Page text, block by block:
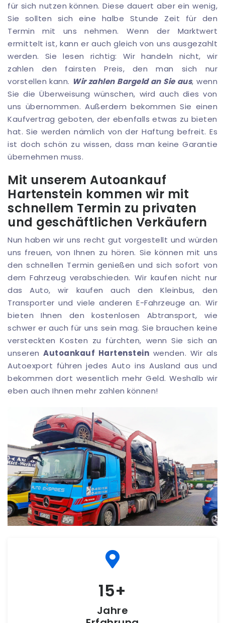
für sich nutzen können. Diese dauert aber ein wenig,
Sie sollten sich eine halbe Stunde Zeit für den
Termin mit uns nehmen. Wenn der Marktwert
ermittelt ist, kann er auch gleich von uns ausgezahlt
werden. Sie lesen richtig: Wir handeln nicht, wir
zahlen den fairsten Preis, den man sich nur
vorstellen kann. Wir zahlen Bargeld an Sie aus, wenn
Sie die Überweisung wünschen, wird auch dies von
uns übernommen. Außerdem bekommen Sie einen
Kaufvertrag geboten, der ebenfalls etwas zu bieten
hat. Sie werden nämlich von der Haftung befreit. Es
ist doch schön zu wissen, dass man keine Garantie
übernehmen muss.
Mit unserem Autoankauf
Hartenstein kommen wir mit
schnellem Termin zu privaten
und geschäftlichen Verkäufern
Nun haben wir uns recht gut vorgestellt und würden
uns freuen, von Ihnen zu hören. Sie können mit uns
den schnellen Termin genießen und sich sofort von
dem Fahrzeug verabschieden. Wir kaufen nicht nur
das Auto, wir kaufen auch den Kleinbus, den
Transporter und viele anderen E-Fahrzeuge an. Wir
bieten Ihnen den kostenlosen Abtransport, wie
schwer er auch für uns sein mag. Sie brauchen keine
versteckten Kosten zu fürchten, wenn Sie sich an
unseren Autoankauf Hartenstein wenden. Wir als
Autoexport führen jedes Auto ins Ausland aus und
bekommen dort wesentlich mehr Geld. Weshalb wir
eben auch Ihnen mehr zahlen können!
15
Jahre